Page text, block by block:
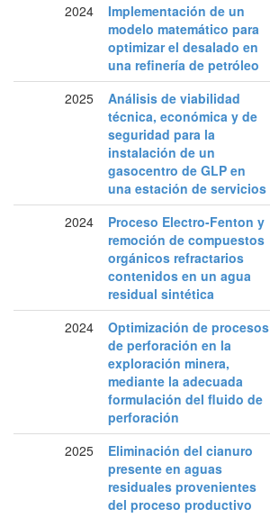
2024
Implementación de un
modelo matemático para
optimizar el desalado en
una refinería de petróleo
2025
Análisis de viabilidad
técnica, económica y de
seguridad para la
instalación de un
gasocentro de GLP en
una estación de servicios
2024
Proceso Electro-Fenton y
remoción de compuestos
orgánicos refractarios
contenidos en un agua
residual sintética
2024
Optimización de procesos
de perforación en la
exploración minera,
mediante la adecuada
formulación del fluido de
perforación
2025
Eliminación del cianuro
presente en aguas
residuales provenientes
del proceso productivo